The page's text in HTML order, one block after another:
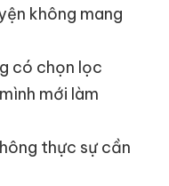
không mang
có chọn lọc
mới làm
thực sự cần